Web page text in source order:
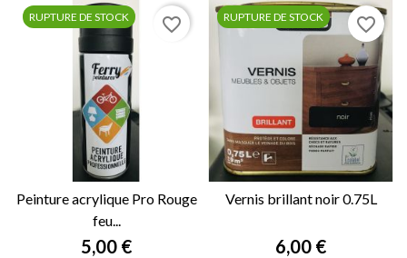
Peinture acrylique Pro Rouge
feu...
Prix
5,00 €
RUPTURE DE STOCK favorite_border
Vernis brillant noir 0.75L
Prix
6,00 €
RUPTURE DE STOCK favorite_border